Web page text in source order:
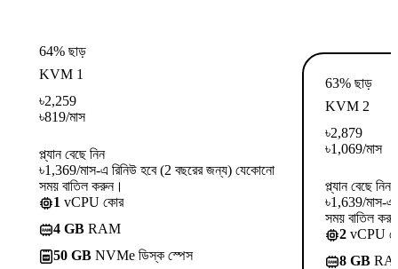
64% ছাড়
KVM 1
৳2,259
৳819/মাস
প্ল্যান বেছে নিন
৳1,369/মাস-এ রিনিউ হবে (2 বছরের জন্য) যেকোনো
সময় বাতিল করুন।
1 vCPU কোর
4 GB RAM
50 GB NVMe ডিস্ক স্পেস
63% ছাড়
KVM 2
৳2,879
৳1,069/মাস
প্ল্যান বেছে নিন
৳1,639/মাস-এ
সময় বাতিল
2 vCPU
8 GB